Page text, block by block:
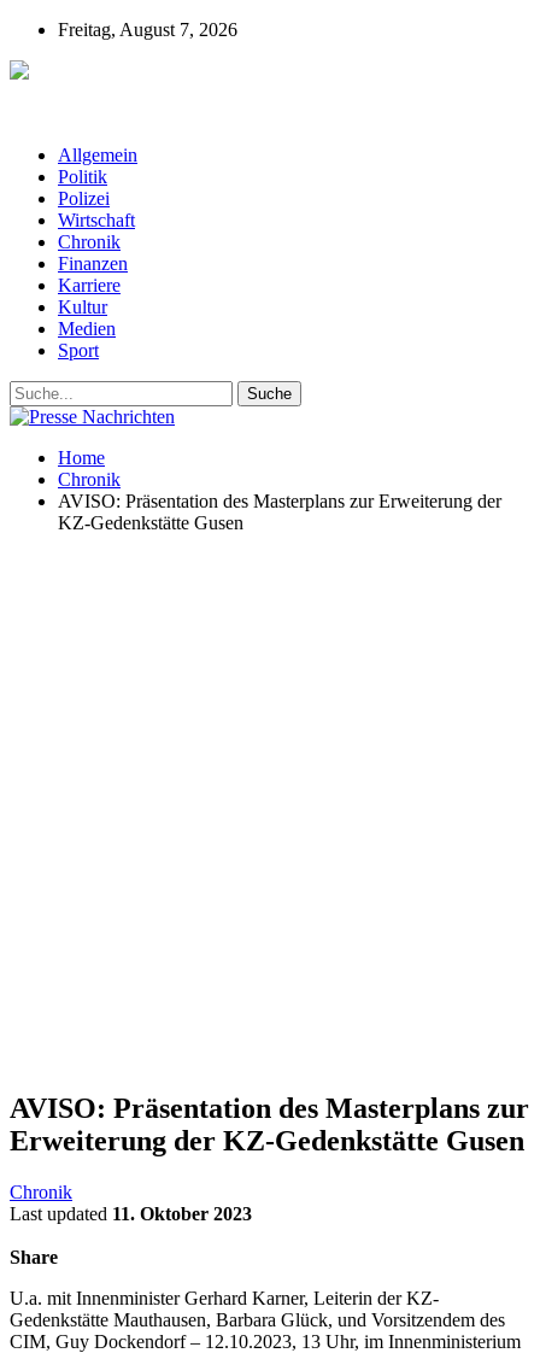
Freitag, August 7, 2026
Allgemein
Politik
Polizei
Wirtschaft
Chronik
Finanzen
Karriere
Kultur
Medien
Sport
Home
Chronik
AVISO: Präsentation des Masterplans zur Erweiterung der
KZ-Gedenkstätte Gusen
AVISO: Präsentation des Masterplans zur
Erweiterung der KZ-Gedenkstätte Gusen
Chronik
Last updated 11. Oktober 2023
Share
U.a. mit Innenminister Gerhard Karner, Leiterin der KZ-
Gedenkstätte Mauthausen, Barbara Glück, und Vorsitzendem des
CIM, Guy Dockendorf – 12.10.2023, 13 Uhr, im Innenministerium